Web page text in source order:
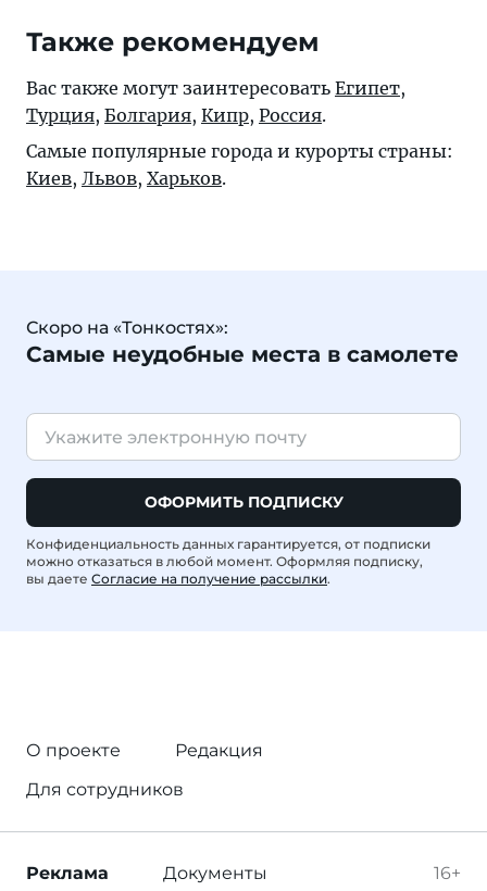
Также рекомендуем
Вас также могут заинтересовать Египет,
Турция, Болгария, Кипр, Россия.
Самые популярные города и курорты страны:
Киев, Львов, Харьков.
Скоро на «Тонкостях»:
Самые неудобные места в самолете
ОФОРМИТЬ ПОДПИСКУ
Конфиденциальность данных гарантируется, от подписки
можно отказаться в любой момент. Оформляя подписку,
вы даете Согласие на получение рассылки.
О проекте
Редакция
Для сотрудников
16+
Реклама Документы